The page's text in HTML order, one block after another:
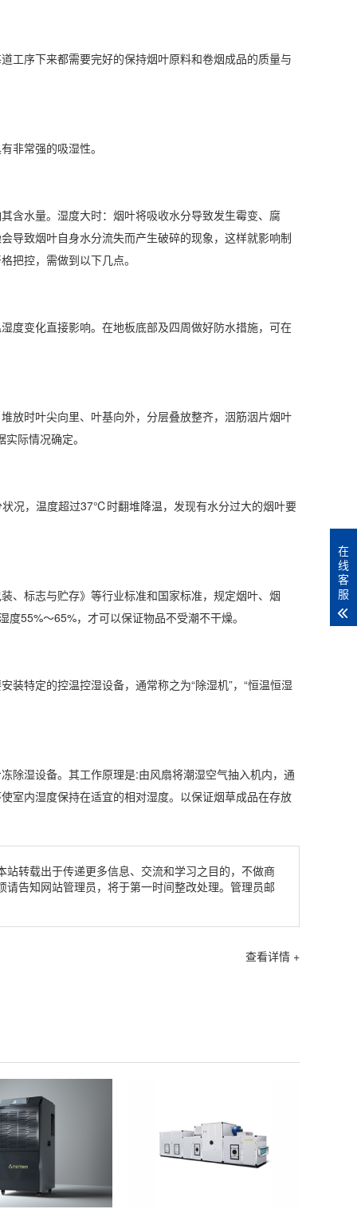
序下来都需要完好的保持烟叶原料和卷烟成品的质量与
常强的吸湿性。
含水量。湿度大时：烟叶将吸收水分导致发生霉变、腐
导致烟叶自身水分流失而产生破碎的现象，这样就影响制
把控，需做到以下几点。
变化直接影响。在地板底部及四周做好防水措施，可在
时叶尖向里、叶基向外，分层叠放整齐，洇筋洇片烟叶
际情况确定。
，温度超过37℃时翻堆降温，发现有水分过大的烟叶要
标志与贮存》等行业标准和国家标准，规定烟叶、烟
度55%～65%，才可以保证物品不受潮不干燥。
特定的控温控湿设备，通常称之为“除湿机”，“恒温恒湿
除湿设备。其工作原理是:由风扇将潮湿空气抽入机内，通
室内湿度保持在适宜的相对湿度。以保证烟草成品在存放
转载出于传递更多信息、交流和学习之目的，不做商
告知网站管理员，将于第一时间整改处理。管理员邮
查看详情 +
在
线
客
服